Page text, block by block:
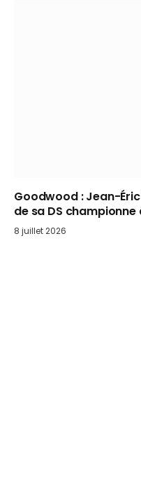
Goodwood : Jean-
de sa DS
8 juillet 2026